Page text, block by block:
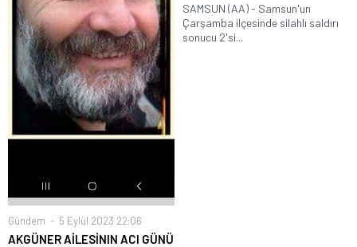
Gündem 5 Eylül 2023 22:06
AKGÜNER AİLESİNIN ACI GÜNÜ
SAMSUN (AA) - Samsun'un
Çarşamba ilçesinde silahlı saldırı
sonucu 2'si...